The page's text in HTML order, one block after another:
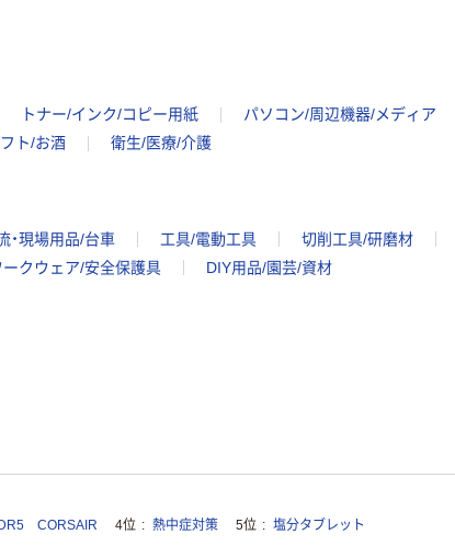
トナー/インク/コピー用紙 パソコン/周辺機器/メディア
ト/お酒 衛生/医療/介護
・現場用品/台車 工具/電動工具 切削工具/研磨材
クウェア/安全保護具 DIY用品/園芸/資材
CORSAIR 4位 熱中症対策 5位 塩分タブレット